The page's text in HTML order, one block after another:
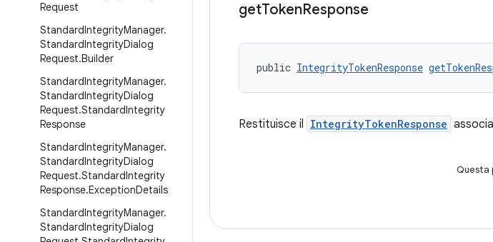
Request
StandardIntegrityManager.
StandardIntegrityDialog
Request.Builder
StandardIntegrityManager.
StandardIntegrityDialog
Request.StandardIntegrity
Response
StandardIntegrityManager.
StandardIntegrityDialog
Request.StandardIntegrity
Response.ExceptionDetails
StandardIntegrityManager.
StandardIntegrityDialog
getTokenResponse
public IntegrityTokenResponse
Restituisce il IntegrityTokenResponse
Questa